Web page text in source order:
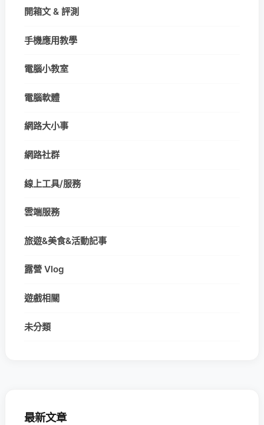
開箱文 & 評測
手機應用教學
電腦小教室
電腦軟體
網路大小事
網路社群
線上工具/服務
雲端服務
旅遊&美食&活動記事
露營 Vlog
遊戲相關
未分類
最新文章